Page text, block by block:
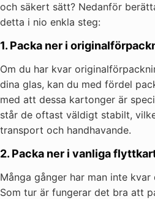
och säkert sätt? Nedanför
detta i nio enkla steg:
1. Packa ner i
Om du har kvar
dina glas, kan du med fördel
med att dessa kartonger är
står de oftast väldigt stabilt,
transport och handhavande.
2. Packa ner i vanliga
Många gånger har man inte
Som tur är fungerar det bra att